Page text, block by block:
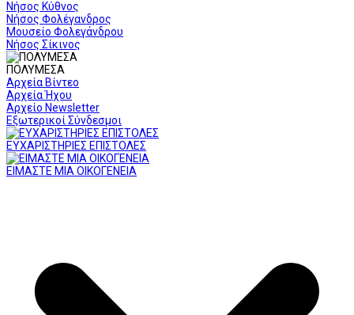
Νήσος Κύθνος
Νήσος Φολέγανδρος
Μουσείο Φολεγάνδρου
Νήσος Σίκινος
ΠΟΛΥΜΕΣΑ
Αρχεία Βίντεο
Αρχεία Ήχου
Αρχείο Newsletter
Εξωτερικοί Σύνδεσμοι
ΕΥΧΑΡΙΣΤΗΡΙΕΣ ΕΠΙΣΤΟΛΕΣ
ΕΙΜΑΣΤΕ ΜΙΑ ΟΙΚΟΓΕΝΕΙΑ